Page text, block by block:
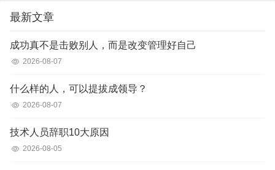
最新文章
成功真不是击败别人，而是改变管理好自己
2026-08-07
什么样的人，可以提拔成领导？
2026-08-07
技术人员辞职10大原因
2026-08-05